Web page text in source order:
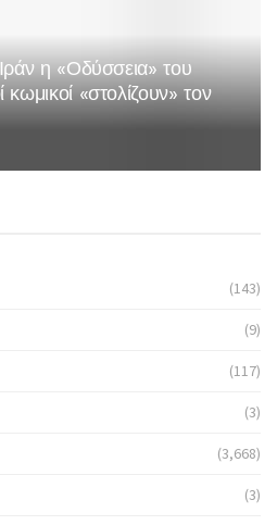
η «Οδύσσεια» του
«στολίζουν» τον
(143)
(9)
(117)
(3)
(3,668)
(3)